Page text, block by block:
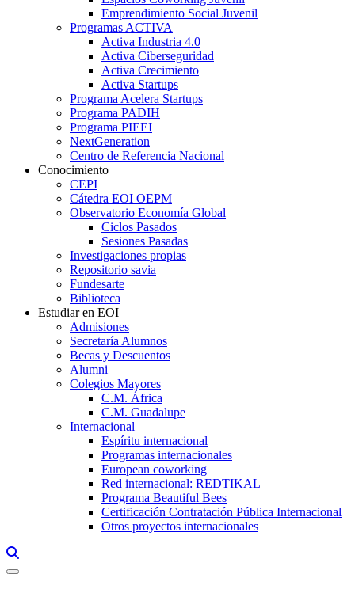
Emprendimiento Social Juvenil
Programas ACTIVA
Activa Industria 4.0
Activa Ciberseguridad
Activa Crecimiento
Activa Startups
Programa Acelera Startups
Programa PADIH
Programa PIEEI
NextGeneration
Centro de Referencia Nacional
Conocimiento
CEPI
Cátedra EOI OEPM
Observatorio Economía Global
Ciclos Pasados
Sesiones Pasadas
Investigaciones propias
Repositorio savia
Fundesarte
Biblioteca
Estudiar en EOI
Admisiones
Secretaría Alumnos
Becas y Descuentos
Alumni
Colegios Mayores
C.M. África
C.M. Guadalupe
Internacional
Espíritu internacional
Programas internacionales
European coworking
Red internacional: REDTIKAL
Programa Beautiful Bees
Certificación Contratación Pública Internacional
Otros proyectos internacionales